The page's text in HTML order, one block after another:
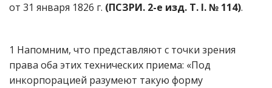
от 31 января 1826 г. (ПСЗРИ. 2-е изд. Т. I. № 114).
1 Напомним, что представляют с точки зрения
права оба этих технических приема: «Под
инкорпорацией разумеют такую форму